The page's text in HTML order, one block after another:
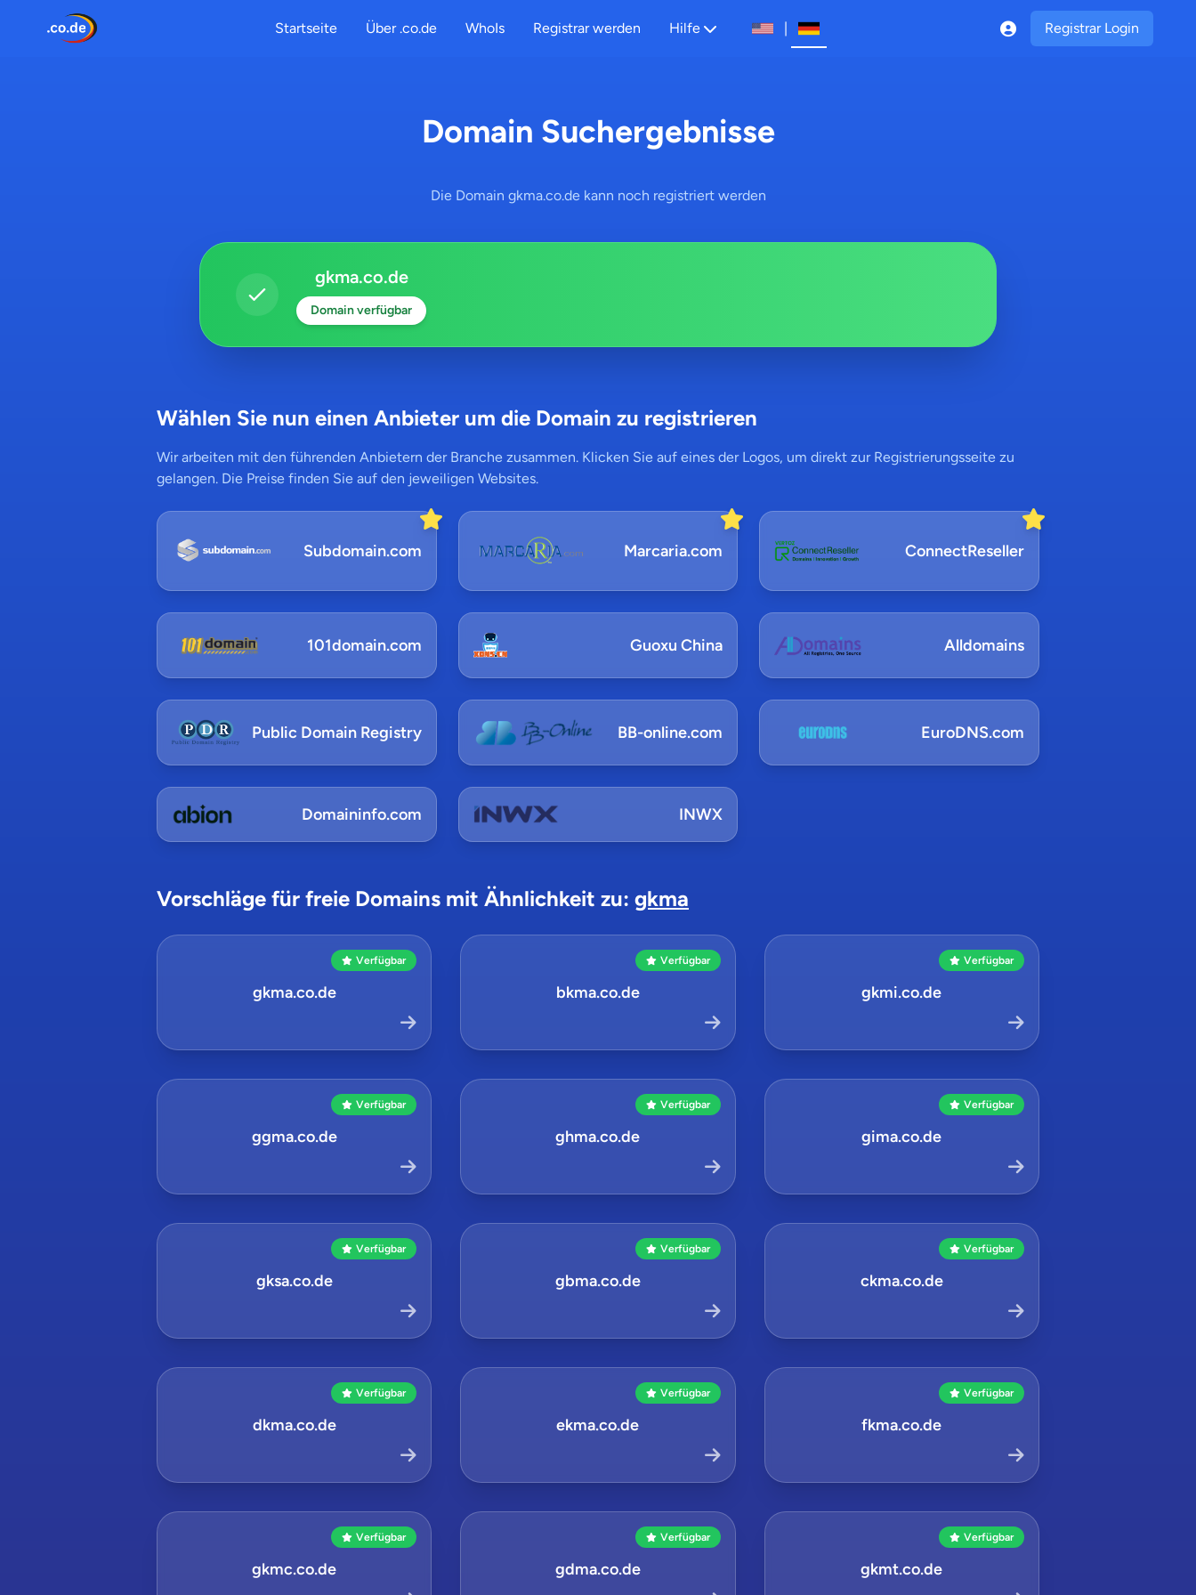
Startseite Über .co.de WhoIs Registrar werden Hilfe | Registrar Login
Domain Suchergebnisse
Die Domain gkma.co.de kann noch registriert werden
gkma.co.de
Domain verfügbar
Wählen Sie nun einen Anbieter um die Domain zu registrieren
Wir arbeiten mit den führenden Anbietern der Branche zusammen. Klicken Sie auf eines der Logos, um direkt zur Registrierungsseite zu
gelangen. Die Preise finden Sie auf den jeweiligen Websites.
Subdomain.com Marcaria.com ConnectReseller
101domain.com Guoxu China Alldomains
Public Domain Registry BB-online.com EuroDNS.com
Domaininfo.com INWX
Vorschläge für freie Domains mit Ähnlichkeit zu: gkma
Verfügbar
gkma.co.de
Verfügbar
bkma.co.de
Verfügbar
gkmi.co.de
Verfügbar
ggma.co.de
Verfügbar
ghma.co.de
Verfügbar
gima.co.de
Verfügbar
gksa.co.de
Verfügbar
gbma.co.de
Verfügbar
ckma.co.de
Verfügbar
dkma.co.de
Verfügbar
ekma.co.de
Verfügbar
fkma.co.de
Verfügbar
gkmc.co.de
Verfügbar
gdma.co.de
Verfügbar
gkmt.co.de